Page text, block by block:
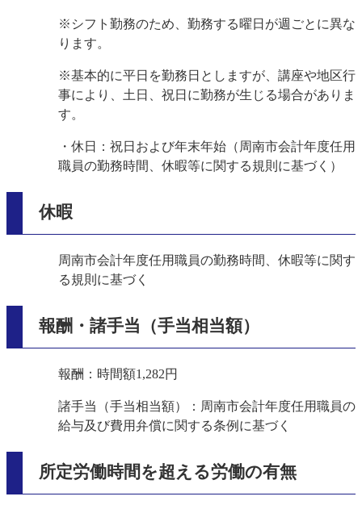
※シフト勤務のため、勤務する曜日が週ごとに異な
ります。
※基本的に平日を勤務日としますが、講座や地区行
事により、土日、祝日に勤務が生じる場合がありま
す。
・休日：祝日および年末年始（周南市会計年度任用
職員の勤務時間、休暇等に関する規則に基づく）
休暇
周南市会計年度任用職員の勤務時間、休暇等に関す
る規則に基づく
報酬・諸手当（手当相当額）
報酬：時間額1,282円
諸手当（手当相当額）：周南市会計年度任用職員の
給与及び費用弁償に関する条例に基づく
所定労働時間を超える労働の有無